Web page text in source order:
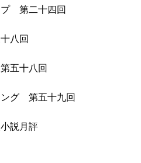
第二十四回
八回
五十八回
グ 第五十九回
説月評